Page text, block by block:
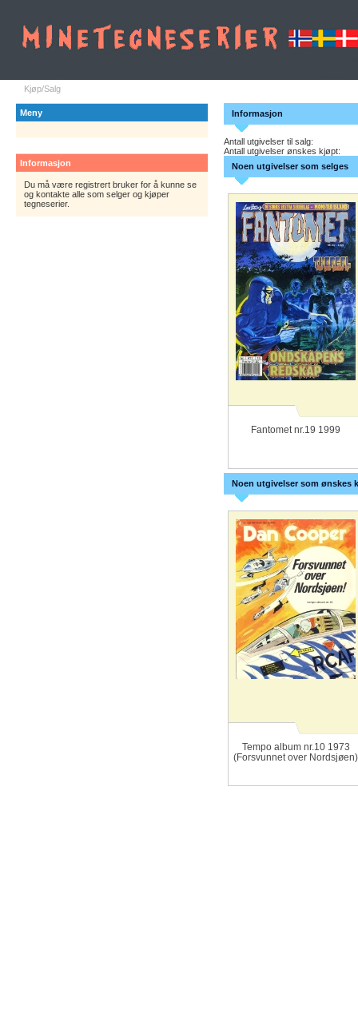
Kjøp/Salg
Meny
Informasjon
Du må være registrert bruker for å kunne se
og kontakte alle som selger og kjøper
tegneserier.
Informasjon
Antall utgivelser til salg:
Antall utgivelser ønskes kjøpt:
Noen utgivelser som selges
Fantomet nr.19 1999
Noen utgivelser som ønskes
Tempo album nr.10 1973
(Forsvunnet over Nordsjøen)